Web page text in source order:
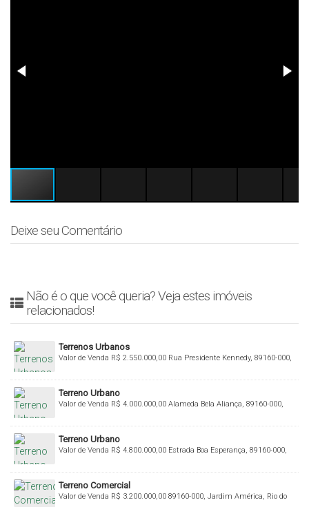
Deixe seu Comentário
Não é o que você queria? Veja estes imóveis
relacionados!
Terrenos Urbanos
R$ 2.550.000,00
Valor de Venda
Rua Presidente Kennedy, 89160-000,
Terreno Urbano
R$ 4.000.000,00
Valor de Venda
Alameda Bela Aliança, 89160-000,
Terreno Urbano
R$ 4.800.000,00
Valor de Venda
Estrada Boa Esperança, 89160-000,
Terreno Comercial
R$ 3.200.000,00
Valor de Venda
89160-000, Jardim América, Rio do